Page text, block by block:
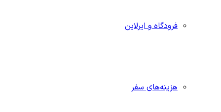
فرودگاه و ایرلاین
هزینه‌های سفر